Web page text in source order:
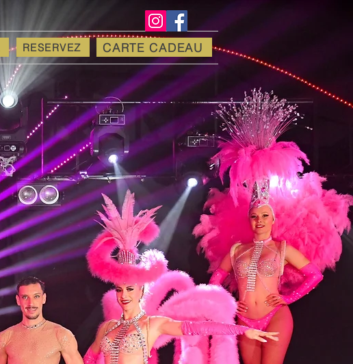
CARTE CADEAU
RESERVEZ